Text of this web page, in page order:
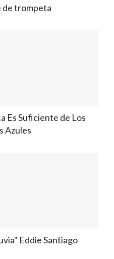
de trompeta
Es Suficiente de Los
Azules
Eddie Santiago